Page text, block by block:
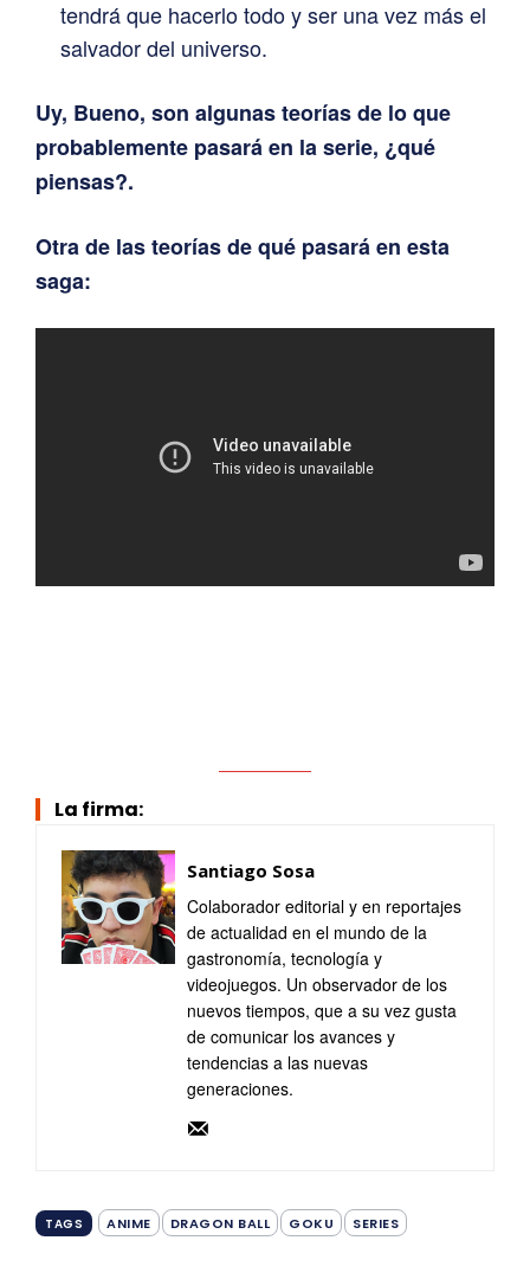
tendrá que hacerlo todo y ser una vez más el
salvador del universo.
Uy, Bueno, son algunas teorías de lo que
probablemente pasará en la serie, ¿qué
piensas?.
Otra de las teorías de qué pasará en esta
saga:
La firma:
Santiago Sosa
Colaborador editorial y en reportajes
de actualidad en el mundo de la
gastronomía, tecnología y
videojuegos. Un observador de los
nuevos tiempos, que a su vez gusta
de comunicar los avances y
tendencias a las nuevas
generaciones.
TAGS ANIME DRAGON BALL GOKU SERIES